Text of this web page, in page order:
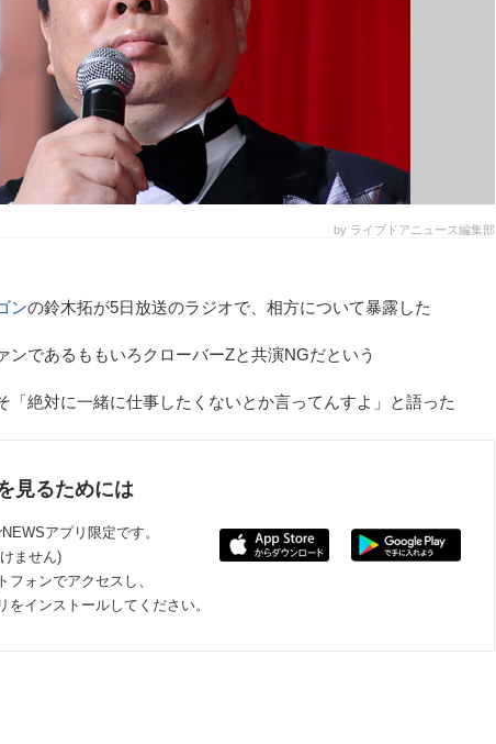
by ライブドアニュース編集部
ンの鈴木拓が5日放送のラジオで、相方について暴露した
ンであるももいろクローバーZと共演NGだという
「絶対に一緒に仕事したくないとか言ってんすよ」と語った
見るためには
アプリ限定です。
ません)
フォンでアクセスし、
をインストールしてください。